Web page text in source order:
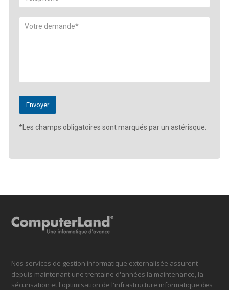
*Les champs obligatoires sont marqués par un astérisque.
Nos services de gestion informatique externalisée assurent
depuis maintenant une trentaine d'années la maintenance, la
sécurisation et l'optimisation de l'infrastructure informatique des